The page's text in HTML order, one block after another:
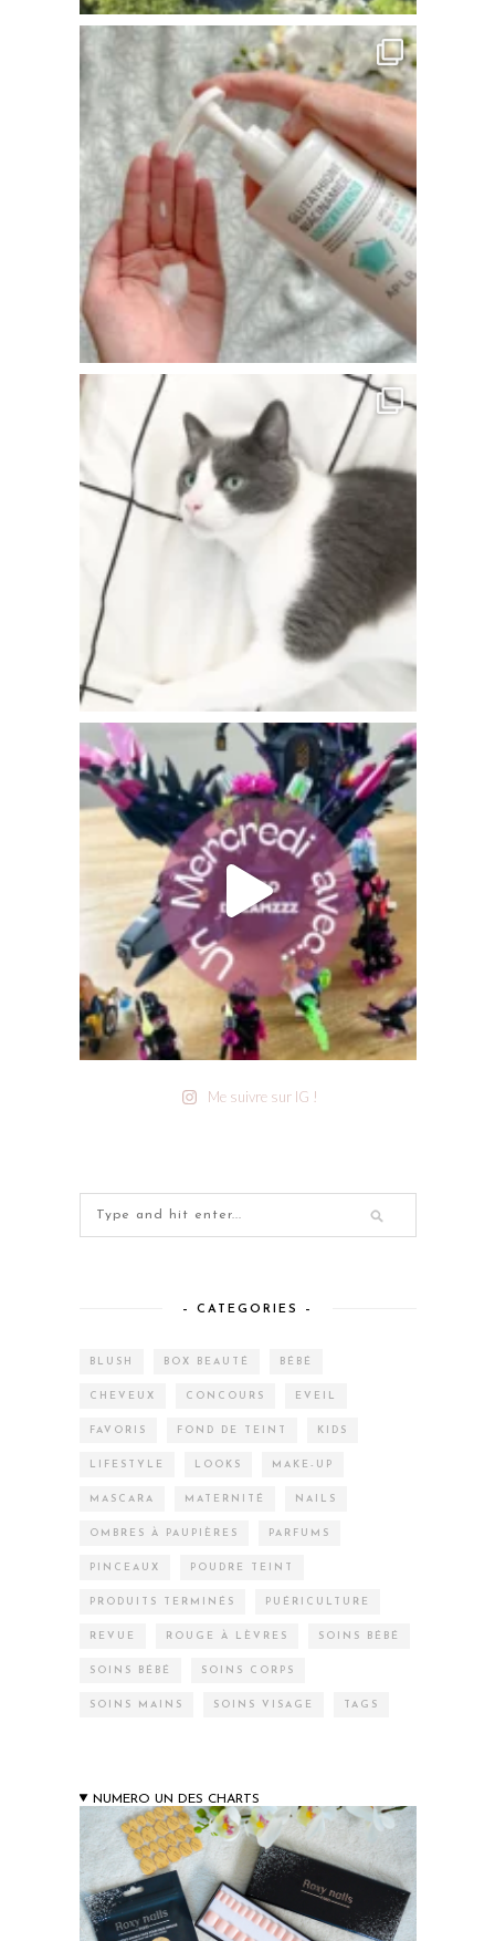
Me suivre sur IG !
– CATEGORIES –
BLUSH BOX BEAUTÉ BÉBÉ
CHEVEUX CONCOURS EVEIL
FAVORIS FOND DE TEINT KIDS
LIFESTYLE LOOKS MAKE-UP
MASCARA MATERNITÉ NAILS
OMBRES À PAUPIÈRES PARFUMS
PINCEAUX POUDRE TEINT
PRODUITS TERMINÉS PUÉRICULTURE
REVUE ROUGE À LÈVRES SOINS BÉBÉ
SOINS BÉBÉ SOINS CORPS
SOINS MAINS SOINS VISAGE TAGS
NUMERO UN DES CHARTS